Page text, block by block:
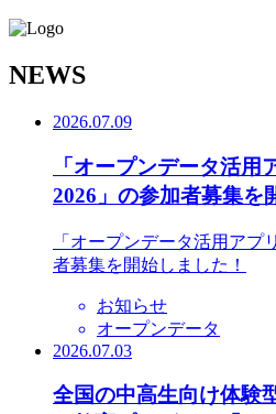
NEWS
2026.07.09
「オープンデータ活用
2026」の参加者募集を
「オープンデータ活用アプ
者募集を開始しました！
お知らせ
オープンデータ
2026.07.03
全国の中高生向け体験